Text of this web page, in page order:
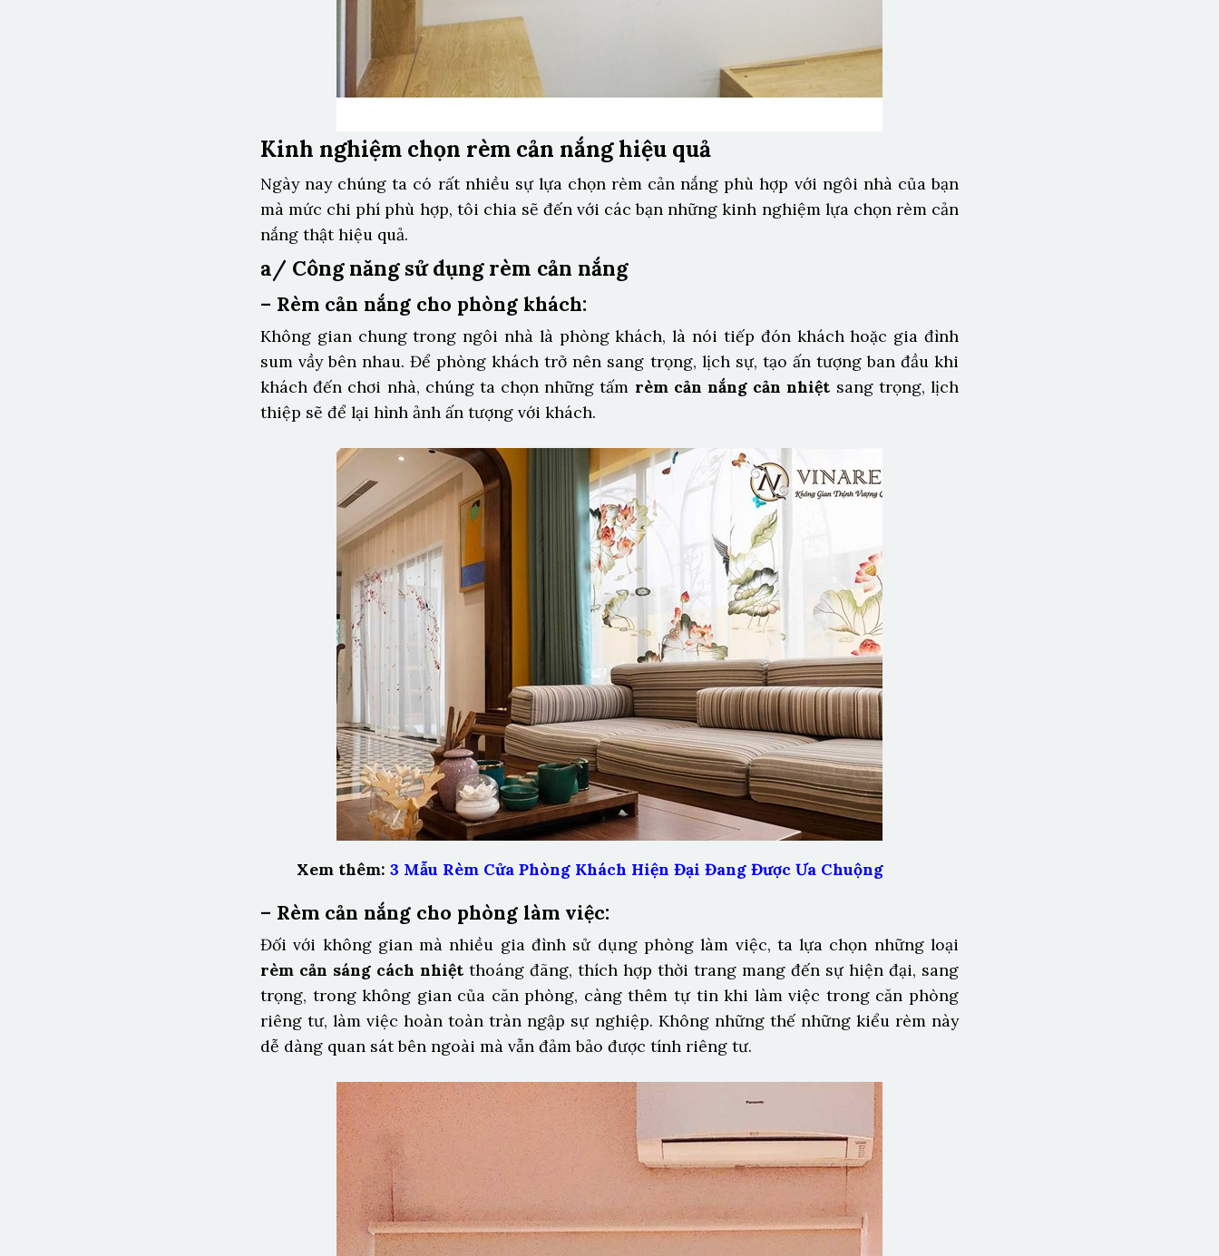
Kinh nghiệm chọn rèm cản nắng hiệu quả
Ngày nay chúng ta có rất nhiều sự lựa chọn rèm cản nắng phù hợp với ngôi nhà của bạn
mà mức chi phí phù hợp, tôi chia sẽ đến với các bạn những kinh nghiệm lựa chọn rèm cản
nắng thật hiệu quả.
a/ Công năng sử dụng rèm cản nắng
– Rèm cản nắng cho phòng khách:
Không gian chung trong ngôi nhà là phòng khách, là nói tiếp đón khách hoặc gia đình
sum vầy bên nhau. Để phòng khách trở nên sang trọng, lịch sự, tạo ấn tượng ban đầu khi
khách đến chơi nhà, chúng ta chọn những tấm rèm cản nắng cản nhiệt sang trọng, lịch
thiệp sẽ để lại hình ảnh ấn tượng với khách.
Xem thêm: 3 Mẫu Rèm Cửa Phòng Khách Hiện Đại Đang Được Ưa Chuộng
– Rèm cản nắng cho phòng làm việc:
Đối với không gian mà nhiều gia đình sử dụng phòng làm việc, ta lựa chọn những loại
rèm cản sáng cách nhiệt thoáng đãng, thích hợp thời trang mang đến sự hiện đại, sang
trọng, trong không gian của căn phòng, càng thêm tự tin khi làm việc trong căn phòng
riêng tư, làm việc hoàn toàn tràn ngập sự nghiệp. Không những thế những kiểu rèm này
dễ dàng quan sát bên ngoài mà vẫn đảm bảo được tính riêng tư.